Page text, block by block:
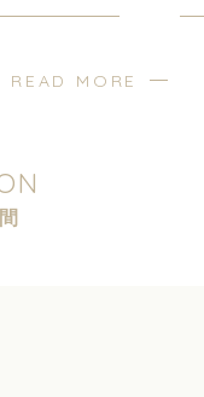
READ MORE
N
間